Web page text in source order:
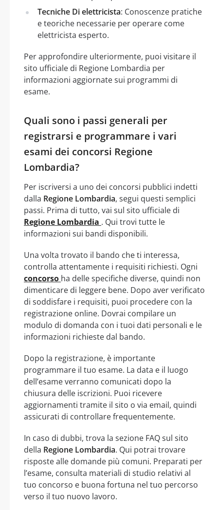
Tecniche Di elettricista: Conoscenze pratiche
e teoriche necessarie per operare come
elettricista esperto.
Per approfondire ulteriormente, puoi visitare il
sito ufficiale di Regione Lombardia per
informazioni aggiornate sui programmi di
esame.
Quali sono i passi generali per
registrarsi e programmare i vari
esami dei concorsi Regione
Lombardia?
Per iscriversi a uno dei concorsi pubblici indetti
dalla Regione Lombardia, segui questi semplici
passi. Prima di tutto, vai sul sito ufficiale di
Regione Lombardia . Qui trovi tutte le
informazioni sui bandi disponibili.
Una volta trovato il bando che ti interessa,
controlla attentamente i requisiti richiesti. Ogni
concorso ha delle specifiche diverse, quindi non
dimenticare di leggere bene. Dopo aver verificato
di soddisfare i requisiti, puoi procedere con la
registrazione online. Dovrai compilare un
modulo di domanda con i tuoi dati personali e le
informazioni richieste dal bando.
Dopo la registrazione, è importante
programmare il tuo esame. La data e il luogo
dell’esame verranno comunicati dopo la
chiusura delle iscrizioni. Puoi ricevere
aggiornamenti tramite il sito o via email, quindi
assicurati di controllare frequentemente.
In caso di dubbi, trova la sezione FAQ sul sito
della Regione Lombardia. Qui potrai trovare
risposte alle domande più comuni. Preparati per
l’esame, consulta materiali di studio relativi al
tuo concorso e buona fortuna nel tuo percorso
verso il tuo nuovo lavoro.